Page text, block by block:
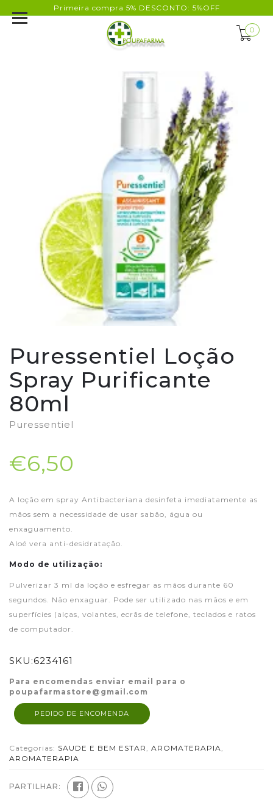
Primeira compra 5% DESCONTO: 5%OFF
0
Puressentiel Loção
Spray Purificante
80ml
Puressentiel
€6,50
A loção em spray Antibacteriana desinfeta imediatamente as
mãos sem a necessidade de usar sabão, água ou
enxaguamento.
Aloé vera anti-desidratação.
Modo de utilização:
Pulverizar 3 ml da loção e esfregar as mãos durante 60
segundos. Não enxaguar. Pode ser utilizado nas mãos e em
superfícies (alças, volantes, ecrãs de telefone, teclados e ratos
de computador.
SKU:6234161
Para encomendas enviar email para o
poupafarmastore@gmail.com
PEDIDO DE ENCOMENDA
Categorias: SAUDE E BEM ESTAR , AROMATERAPIA,
AROMATERAPIA
PARTILHAR: